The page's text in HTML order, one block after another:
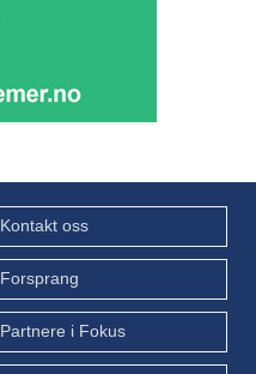
Kontakt oss
Forsprang
Partnere i Fokus